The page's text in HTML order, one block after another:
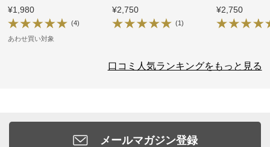
¥1,980
(4)
あわせ買い対象
¥2,750
(1)
¥2,750
口コミ人気ランキングをもっと見る
メールマガジン登録